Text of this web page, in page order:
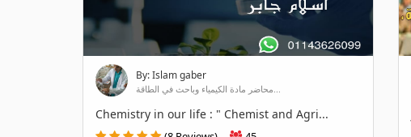
By: Islam gaber
Chemistry in our life : " Chemist and Agri...